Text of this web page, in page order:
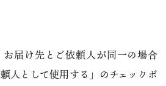
届け先とご依頼人が同一の場合
人として使用する」のチェックボ